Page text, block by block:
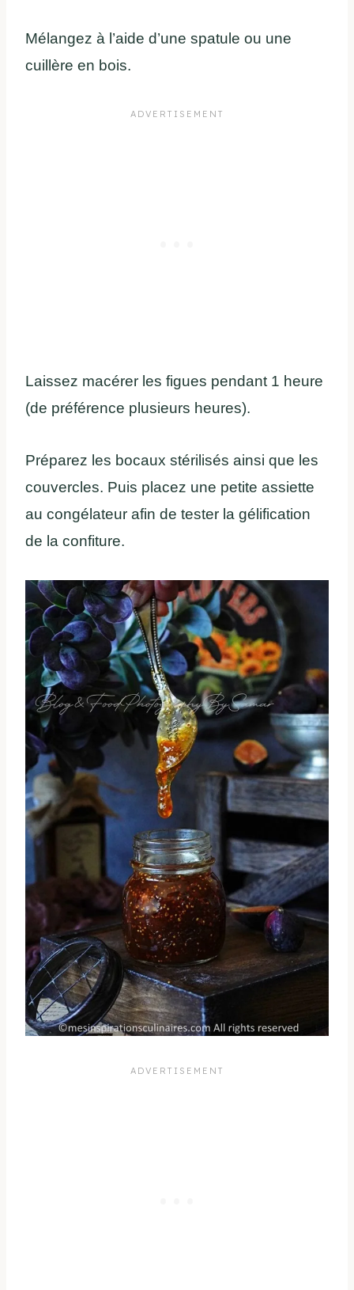
Mélangez à l’aide d’une spatule ou une
cuillère en bois.
Laissez macérer les figues pendant 1 heure
(de préférence plusieurs heures).
Préparez les bocaux stérilisés ainsi que les
couvercles. Puis placez une petite assiette
au congélateur afin de tester la gélification
de la confiture.